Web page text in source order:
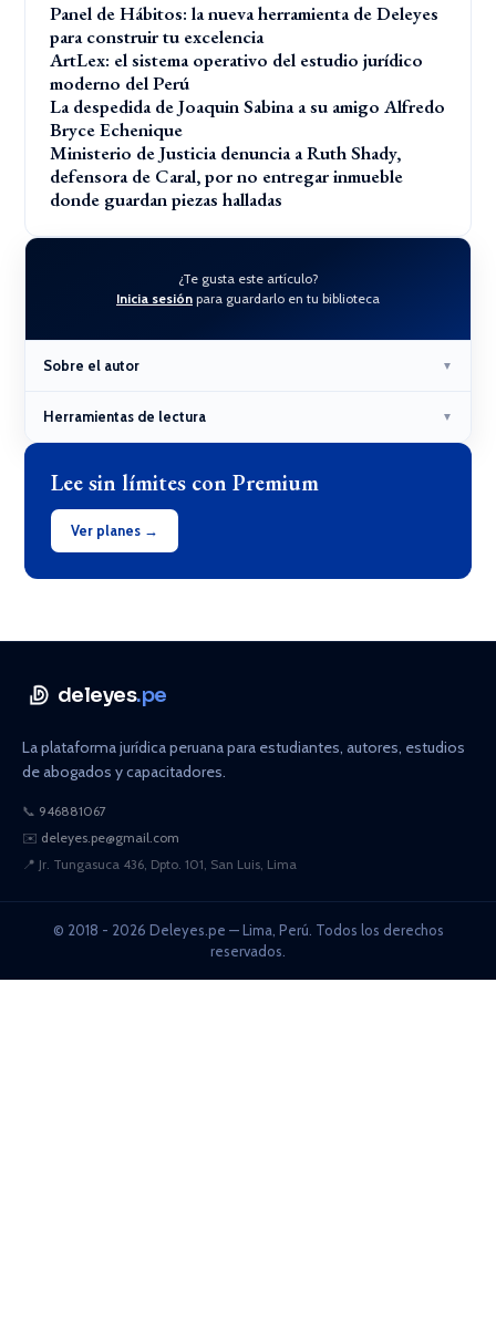
Panel de Hábitos: la nueva herramienta de Deleyes
para construir tu excelencia
ArtLex: el sistema operativo del estudio jurídico
moderno del Perú
La despedida de Joaquin Sabina a su amigo Alfredo
Bryce Echenique
Ministerio de Justicia denuncia a Ruth Shady,
defensora de Caral, por no entregar inmueble
donde guardan piezas halladas
¿Te gusta este artículo?
Inicia sesión para guardarlo en tu biblioteca
Sobre el autor ▼
Herramientas de lectura ▼
Lee sin límites con Premium
Ver planes →
deleyes.pe
La plataforma jurídica peruana para estudiantes, autores, estudios
de abogados y capacitadores.
📞 946881067
✉️ deleyes.pe@gmail.com
📍 Jr. Tungasuca 436, Dpto. 101, San Luis, Lima
© 2018 - 2026 Deleyes.pe — Lima, Perú. Todos los derechos
reservados.